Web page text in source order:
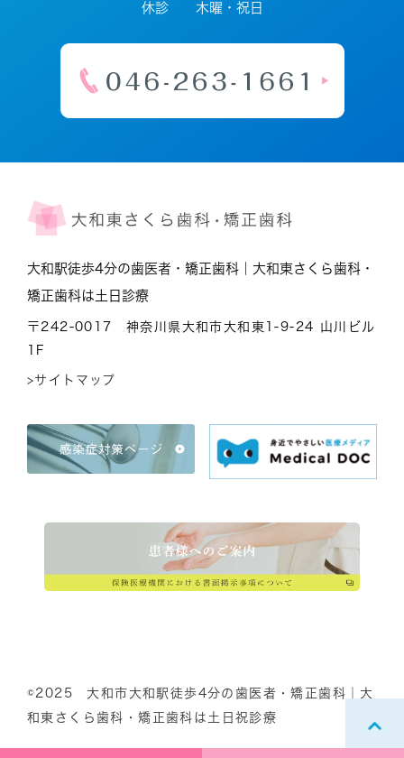
休診 木曜・祝日
大和駅徒歩4分の歯医者・矯正歯科｜大和東さくら歯科・
矯正歯科は土日診療
〒242-0017 神奈川県大和市大和東1-9-24 山川ビル
1F
>サイトマップ
©2025 大和市大和駅徒歩4分の歯医者・矯正歯科｜大
和東さくら歯科・矯正歯科は土日祝診療